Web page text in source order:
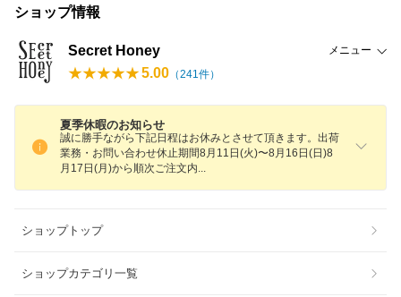
ショップ情報
Secret Honey メニュー
5.00 （241件）
夏季休暇のお知らせ
誠に勝手ながら下記日程はお休みとさせて頂きます。出荷
業務・お問い合わせ休止期間8月11日(火)〜8月16日(日)8
月17日(月)から順次ご注文内
ショップトップ
ショップカテゴリ一覧